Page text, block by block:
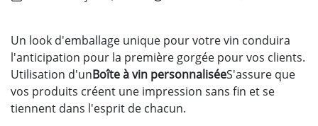
Un look d'emballage unique pour votre vin conduira
l'anticipation pour la première gorgée pour vos clients.
Utilisation d'unBoîte à vin personnaliséeS'assure que
vos produits créent une impression sans fin et se
tiennent dans l'esprit de chacun.